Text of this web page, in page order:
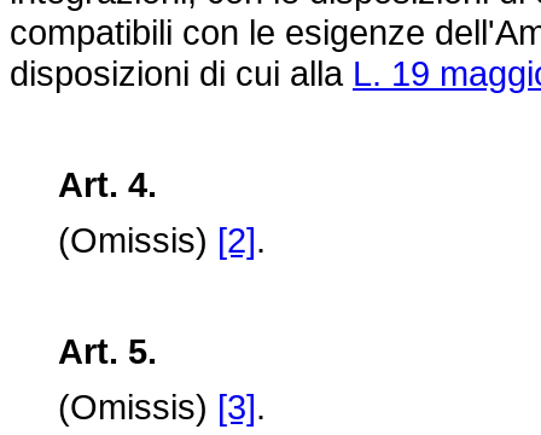
compatibili con le esigenze
disposizioni di cui alla L. 19
Art. 4.
(Omissis) [2].
Art. 5.
(Omissis) [3].